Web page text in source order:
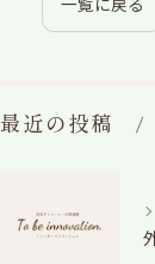
最近の投稿